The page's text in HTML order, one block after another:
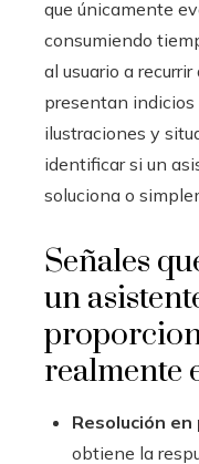
que únicamente
consumiendo
al usuario a
presentan indicios
ilustraciones y
identificar si un
soluciona o
Señales
un
realmente
Resolución
obtiene la